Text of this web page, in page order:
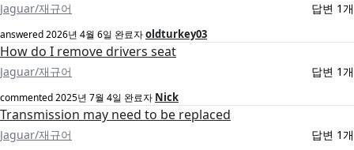
Jaguar/재규어 답변 1개
answered2026년 4월 6일 완료자oldturkey03
How do I remove drivers seat
Jaguar/재규어 답변 1개
commented2025년 7월 4일 완료자 Nick
Transmission may need to be replaced
Jaguar/재규어 답변 1개